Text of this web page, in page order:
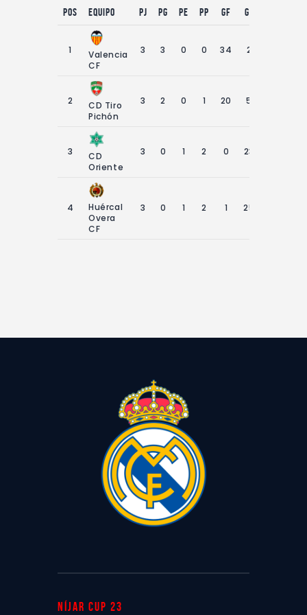
Contacto
Pos equipo PJ PG PE PP GF GC
1
Valencia
CF
3 3 0 0 34 2
2
CD Tiro
Pichón
3 2 0 1 20 5
3
CD
Oriente
3 0 1 2 0 23
4
Huércal
Overa
CF
3 0 1 2 1 25
Níjar cup 23